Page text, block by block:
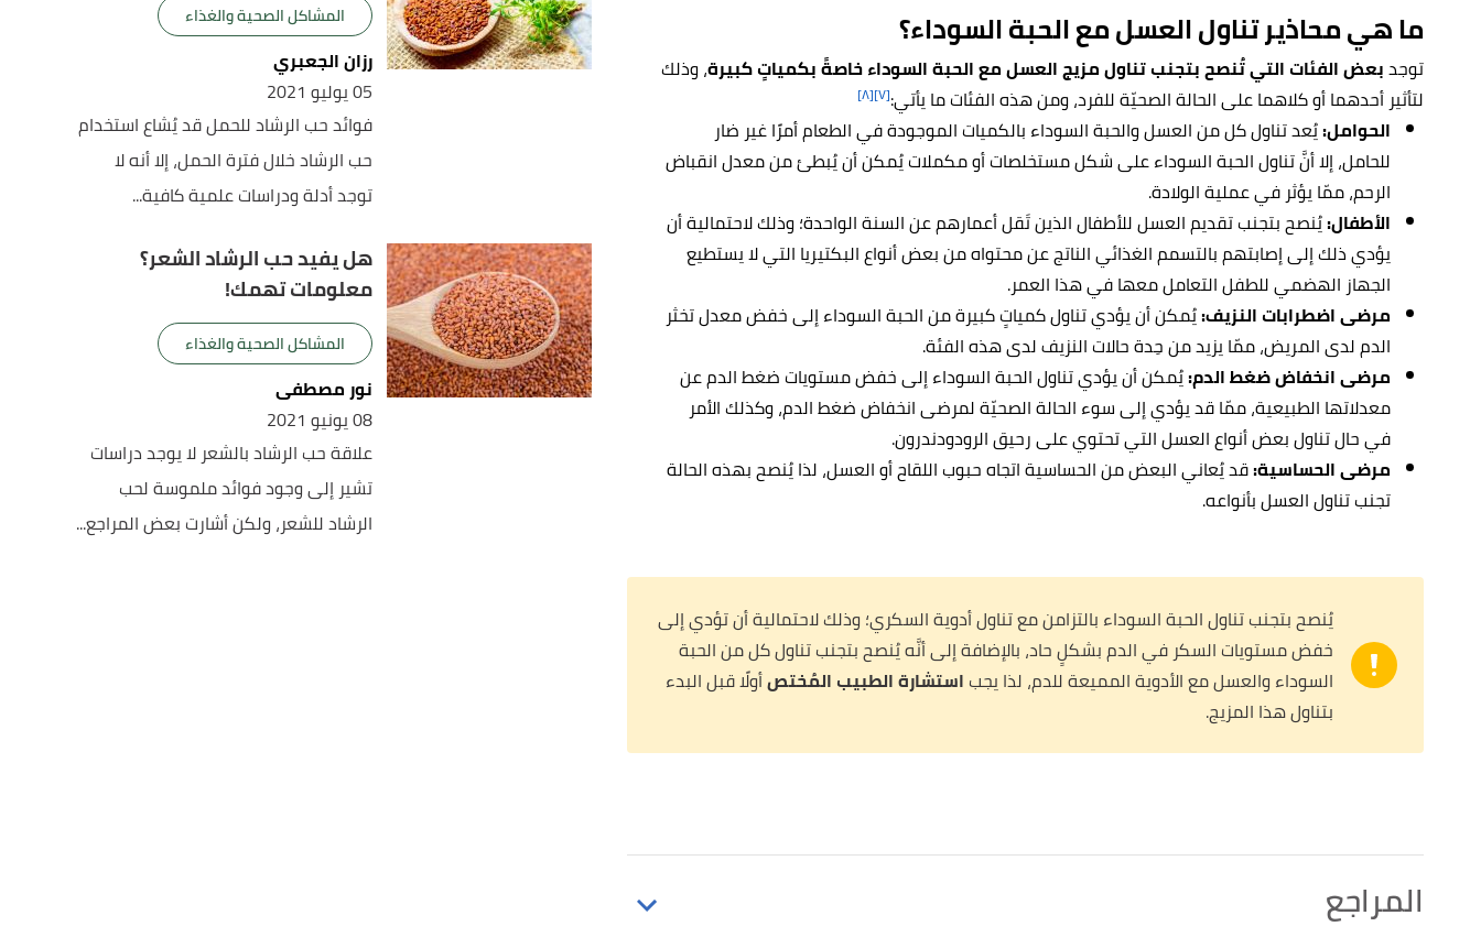
ما هي محاذير تناول العسل مع الحبة السوداء؟
توجدبعض الفئات التي تُنصح بتجنب تناول مزيج العسل مع الحبة السوداء خاصةً بكمياتٍ كبيرة، وذلك
لتأثير أحدهما أو كلاهما على الحالة الصحيّة للفرد، ومن هذه الفئات ما يأتي:[٧] [٨]
الحوامل:يُعد تناول كل من العسل والحبة السوداء بالكميات الموجودة في الطعام أمرًا غير ضار
للحامل، إلا أنَّ تناول الحبة السوداء على شكل مستخلصات أو مكملات يُمكن أن يُبطئ من معدل انقباض
الرحم، ممّا يؤثر في عملية الولادة.
الأطفال:يُنصح بتجنب تقديم العسل للأطفال الذين تَقل أعمارهم عن السنة الواحدة؛ وذلك لاحتمالية أن
يؤدي ذلك إلى إصابتهم بالتسمم الغذائي الناتج عن محتواه من بعض أنواع البكتيريا التي لا يستطيع
الجهاز الهضمي للطفل التعامل معها في هذا العمر.
مرضى اضطرابات النزيف:يُمكن أن يؤدي تناول كمياتٍ كبيرة من الحبة السوداء إلى خفض معدل تخثر
الدم لدى المريض، ممّا يزيد من حِدة حالات النزيف لدى هذه الفئة.
مرضى انخفاض ضغط الدم:يُمكن أن يؤدي تناول الحبة السوداء إلى خفض مستويات ضغط الدم عن
معدلاتها الطبيعية، ممّا قد يؤدي إلى سوء الحالة الصحيّة لمرضى انخفاض ضغط الدم، وكذلك الأمر
في حال تناول بعض أنواع العسل التي تحتوي على رحيق الرودودندرون.
مرضى الحساسية:قد يُعاني البعض من الحساسية اتجاه حبوب اللقاح أو العسل، لذا يُنصح بهذه الحالة
تجنب تناول العسل بأنواعه.
يُنصح بتجنب تناول الحبة السوداء بالتزامن مع تناول أدوية السكري؛ وذلك لاحتمالية أن تؤدي إلى
خفض مستويات السكر في الدم بشكلٍ حاد، بالإضافة إلى أنَّه يُنصح بتجنب تناول كل من الحبة
السوداء والعسل مع الأدوية المميعة للدم، لذا يجباستشارة الطبيب المُختصأولًا قبل البدء
بتناول هذا المزيج.
المراجع
المشاكل الصحية والغذاء
رزان الجعبري
05 يوليو 2021
فوائد حب الرشاد للحمل قد يُشاع استخدام
حب الرشاد خلال فترة الحمل، إلا أنه لا
توجد أدلة ودراسات علمية كافية...
هل يفيد حب الرشاد الشعر؟
معلومات تهمك!
المشاكل الصحية والغذاء
نور مصطفى
08 يونيو 2021
علاقة حب الرشاد بالشعر لا يوجد دراسات
تشير إلى وجود فوائد ملموسة لحب
الرشاد للشعر، ولكن أشارت بعض المراجع...